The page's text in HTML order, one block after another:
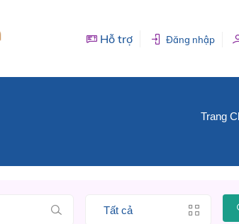
Hỗ trợ Đăng nhập
Trang